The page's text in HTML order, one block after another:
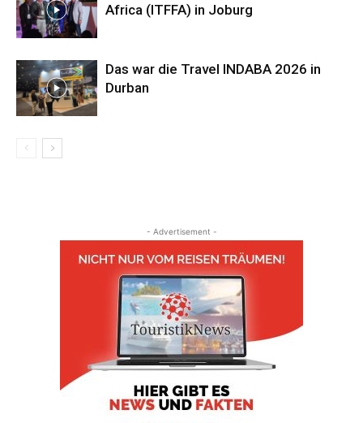
Africa (ITFFA) in Joburg
Das war die Travel INDABA 2026 in
Durban
- Advertisement -